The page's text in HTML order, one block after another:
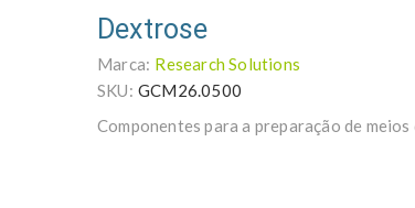
Dextrose
Marca: Research Solutions
SKU: GCM26.0500
Componentes para a preparação de